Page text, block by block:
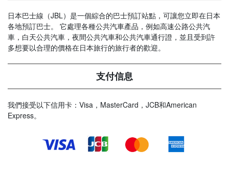
日本巴士線（JBL）是一個綜合的巴士預訂站點，可讓您立即在日本
各地預訂巴士。 它處理各種公共汽車產品，例如高速公路公共汽
車，白天公共汽車，夜間公共汽車和公共汽車通行證，並且受到許
多想要以合理的價格在日本旅行的旅行者的歡迎。
支付信息
我們接受以下信用卡：Visa，MasterCard，JCB和American
Express。